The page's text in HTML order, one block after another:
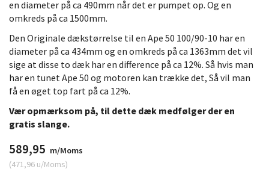
en diameter på ca 490mm når det er pumpet op. Og en
omkreds på ca 1500mm.
Den Originale dækstørrelse til en Ape 50 100/90-10 har en
diameter på ca 434mm og en omkreds på ca 1363mm det vil
sige at disse to dæk har en difference på ca 12%. Så hvis man
har en tunet Ape 50 og motoren kan trække det, Så vil man
få en øget top fart på ca 12%.
Vær opmærksom på, til dette dæk medfølger der en
gratis slange.
589,95 m/Moms
(471,96 u/Moms)